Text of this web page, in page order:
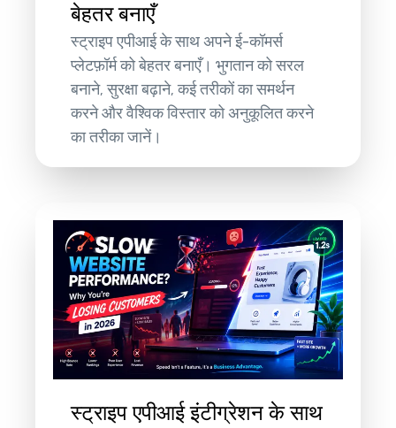
बेहतर बनाएँ
स्ट्राइप एपीआई के साथ अपने ई-कॉमर्स
प्लेटफ़ॉर्म को बेहतर बनाएँ। भुगतान को सरल
बनाने, सुरक्षा बढ़ाने, कई तरीकों का समर्थन
करने और वैश्विक विस्तार को अनुकूलित करने
का तरीका जानें।
स्ट्राइप एपीआई इंटीग्रेशन के साथ